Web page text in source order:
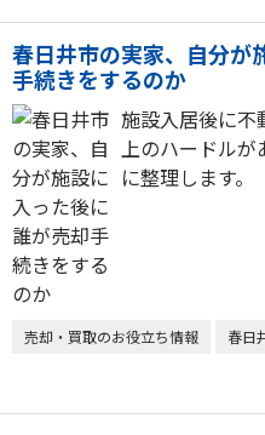
春日井市の実家、自分が
手続きをするのか
施設入居後に不
上のハードルが
に整理します。
売却・買取のお役立ち情報 春日